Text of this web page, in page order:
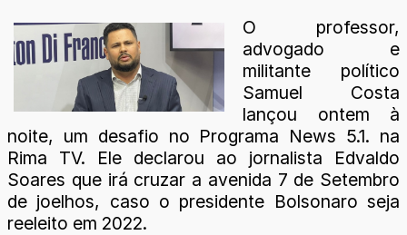
O professor,
advogado e
militante político
Samuel Costa
lançou ontem à
noite, um desafio no Programa News 5.1. na
Rima TV. Ele declarou ao jornalista Edvaldo
Soares que irá cruzar a avenida 7 de Setembro
de joelhos, caso o presidente Bolsonaro seja
reeleito em 2022.